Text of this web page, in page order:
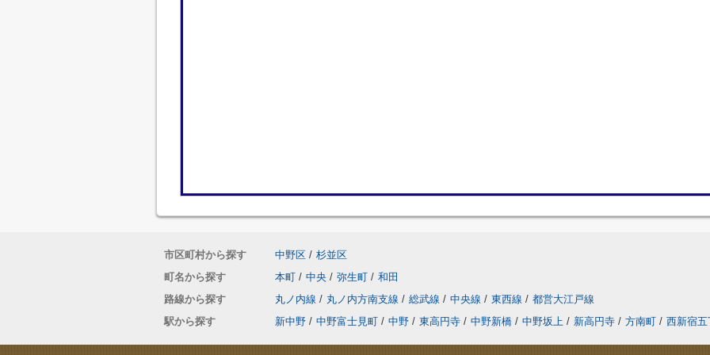
市区町村から探す 中野区 / 杉並区
町名から探す
本町 / 中央 / 弥生町 / 和田
路線から探す
丸ノ内線 / 丸ノ内方南支線 / 総武線 / 中央線 / 東西線 / 都営大江戸線
駅から探す
新中野 / 中野富士見町 / 中野 / 東高円寺 / 中野新橋 / 中野坂上 / 新高円寺 / 方南町 / 西新宿五